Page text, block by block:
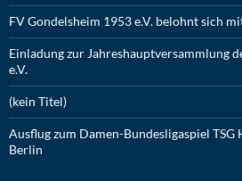
FV Gondelsheim 1953 e.V. belohnt sich
Einladung zur Jahreshauptversammlung
e.V.
(kein Titel)
Ausflug zum Damen-Bundesligaspiel TSG
Berlin